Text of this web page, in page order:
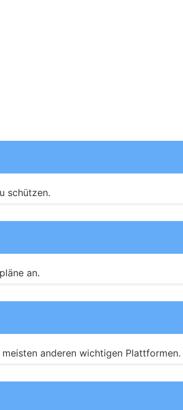
schützen.
an.
anderen wichtigen Plattformen.